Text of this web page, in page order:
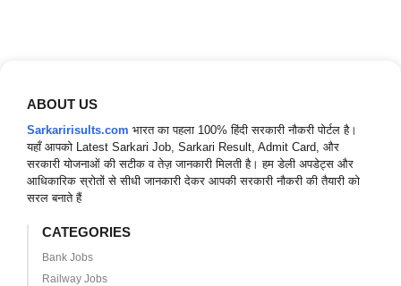
ABOUT US
Sarkaririsults.com भारत का पहला 100% हिंदी सरकारी नौकरी पोर्टल है।
यहाँ आपको Latest Sarkari Job, Sarkari Result, Admit Card, और
सरकारी योजनाओं की सटीक व तेज़ जानकारी मिलती है। हम डेली अपडेट्स और
आधिकारिक स्रोतों से सीधी जानकारी देकर आपकी सरकारी नौकरी की तैयारी को
सरल बनाते हैं
CATEGORIES
Bank Jobs
Railway Jobs